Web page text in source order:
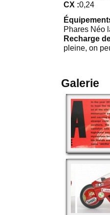
CX :0,24
Phares Néo
Recharge
pleine, on
Galerie